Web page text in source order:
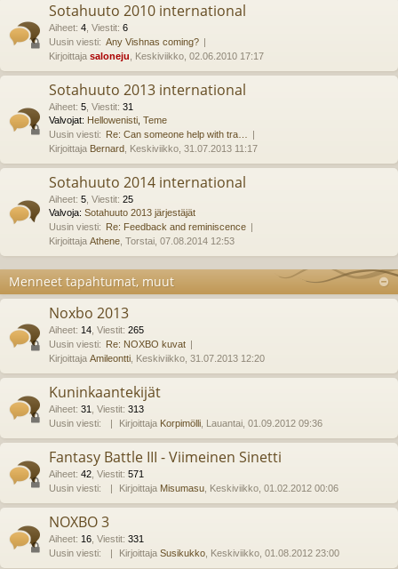
Sotahuuto 2010 international
Aiheet: 4 Viestit: 6
Uusin viesti: Any Vishnas coming?
Kirjoittaja saloneju , Keskiviikko, 02.06.2010 17:17
Sotahuuto 2013 international
Aiheet: 5 Viestit: 31
Valvojat: Hellowenisti Teme
Uusin viesti: Re: Can someone help with tra…
Kirjoittaja Bernard , Keskiviikko, 31.07.2013 11:17
Sotahuuto 2014 international
Aiheet: 5 Viestit: 25
Valvoja: Sotahuuto 2013 järjestäjät
Uusin viesti: Re: Feedback and reminiscence
Kirjoittaja Athene , Torstai, 07.08.2014 12:53
Menneet tapahtumat, muut
Noxbo 2013
Aiheet: 14 Viestit: 265
Uusin viesti: Re: NOXBO kuvat
Kirjoittaja Amileontti , Keskiviikko, 31.07.2013 12:20
Kuninkaantekijät
Aiheet: 31 Viestit: 313
Uusin viesti:
Kirjoittaja Korpimölli , Lauantai, 01.09.2012 09:36
Fantasy Battle III - Viimeinen Sinetti
Aiheet: 42 Viestit: 571
Uusin viesti:
Kirjoittaja Misumasu , Keskiviikko, 01.02.2012 00:06
NOXBO 3
Aiheet: 16 Viestit: 331
Uusin viesti:
Kirjoittaja Susikukko , Keskiviikko, 01.08.2012 23:00